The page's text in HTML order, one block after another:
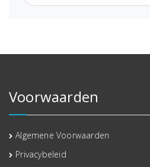
Voorwaarden
Algemene Voorwaarden
Privacybeleid